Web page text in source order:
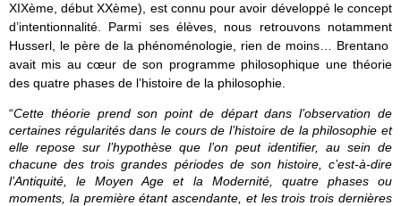
XIXème, début XXème), est connu pour avoir développé le concept
d’intentionnalité. Parmi ses élèves, nous retrouvons notamment
Husserl, le père de la phénoménologie, rien de moins… Brentano
avait mis au cœur de son programme philosophique une théorie
des quatre phases de l’histoire de la philosophie.
“Cette théorie prend son point de départ dans l’observation de
certaines régularités dans le cours de l’histoire de la philosophie et
elle repose sur l’hypothèse que l’on peut identifier, au sein de
chacune des trois grandes périodes de son histoire, c’est-à-dire
l’Antiquité, le Moyen Age et la Modernité, quatre phases ou
moments, la première étant ascendante, et les trois trois dernières